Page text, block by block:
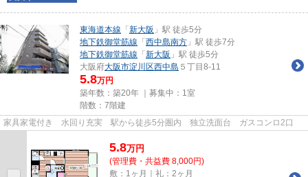
東海道本線 「 新大阪 」駅 徒歩5分
地下鉄御堂筋線 「 西中島南方 」駅 徒歩7分
地下鉄御堂筋線 「 新大阪 」駅 徒歩5分
大阪府大阪市淀川区西中島 ５丁目8-11
5.8万円
築年数：築20年 ｜募集中： 1室
階数：7階建
家具家電付き 水回り充実 駅から徒歩5分圏内 独立洗面台 ガスコンロ2口
5.8万円
(管理費・共益費 8,000円)
敷：1ヶ月｜礼：2ヶ月